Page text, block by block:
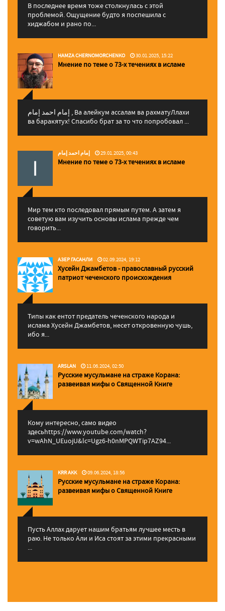
В последнее время тоже столкнулась с этой
проблемой. Ощущение будто я поспешила с
хиджабом и рано по...
HAMZA CHERNOMORCHENKO 30.01.2025, 15:22
Мнение по теме о 73-х течениях в исламе
إمام احمد إمام , Ва алейкум ассалам ва рахматуЛлахи
ва баракятух! Спасибо брат за то что попробовал ...
إمام احمد إمام 29.01.2025, 00:43
Мнение по теме о 73-х течениях в исламе
Мир тем кто последовал прямым путем. А затем я
советую вам изучить основы ислама прежде чем
говорить...
АЗЕР ГАСАНЛИ 02.09.2024, 19:12
Хусейн Джамбетов - православный русский
патриот чеченского происхождения
Типы как ентот предатель чеченского народа и
ислама Хусейн Джамбетов, несет откровенную чушь,
ибо я...
ARSLAN 11.06.2024, 02:50
Русские мусульмане на страже Корана:
pазвеивая мифы о Священной Книге
Кому интересно, само видео
здесьhttps://www.youtube.com/watch?
v=wAhN_UEuojU&lc=Ugz6-h0nMPQWTip7AZ94...
KRR AKK 09.06.2024, 18:56
Русские мусульмане на страже Корана:
pазвеивая мифы о Священной Книге
Пусть Аллах дарует нашим братьям лучшее месть в
раю. Не только Али и Иса стоят за этими прекрасными
...